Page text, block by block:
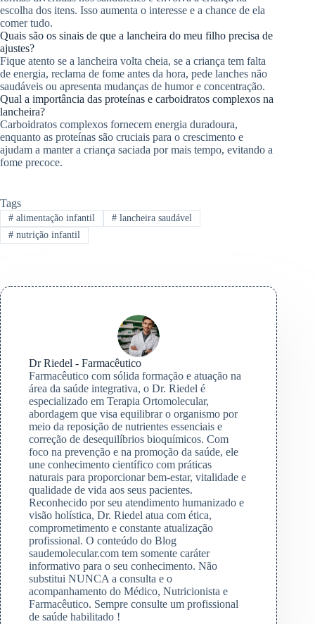
escolha dos itens. Isso aumenta o interesse e a chance de ela
comer tudo.
Quais são os sinais de que a lancheira do meu filho precisa de
ajustes?
Fique atento se a lancheira volta cheia, se a criança tem falta
de energia, reclama de fome antes da hora, pede lanches não
saudáveis ou apresenta mudanças de humor e concentração.
Qual a importância das proteínas e carboidratos complexos na
lancheira?
Carboidratos complexos fornecem energia duradoura,
enquanto as proteínas são cruciais para o crescimento e
ajudam a manter a criança saciada por mais tempo, evitando a
fome precoce.
Tags
#alimentação infantil #lancheira saudável
#nutrição infantil
Dr Riedel - Farmacêutico
Farmacêutico com sólida formação e atuação na
área da saúde integrativa, o Dr. Riedel é
especializado em Terapia Ortomolecular,
abordagem que visa equilibrar o organismo por
meio da reposição de nutrientes essenciais e
correção de desequilíbrios bioquímicos. Com
foco na prevenção e na promoção da saúde, ele
une conhecimento científico com práticas
naturais para proporcionar bem-estar, vitalidade e
qualidade de vida aos seus pacientes.
Reconhecido por seu atendimento humanizado e
visão holística, Dr. Riedel atua com ética,
comprometimento e constante atualização
profissional. O conteúdo do Blog
saudemolecular.com tem somente caráter
informativo para o seu conhecimento. Não
substitui NUNCA a consulta e o
acompanhamento do Médico, Nutricionista e
Farmacêutico. Sempre consulte um profissional
de saúde habilitado !